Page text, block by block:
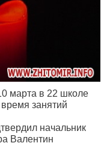
марта в 22 школе
занятий
начальник
Валентин